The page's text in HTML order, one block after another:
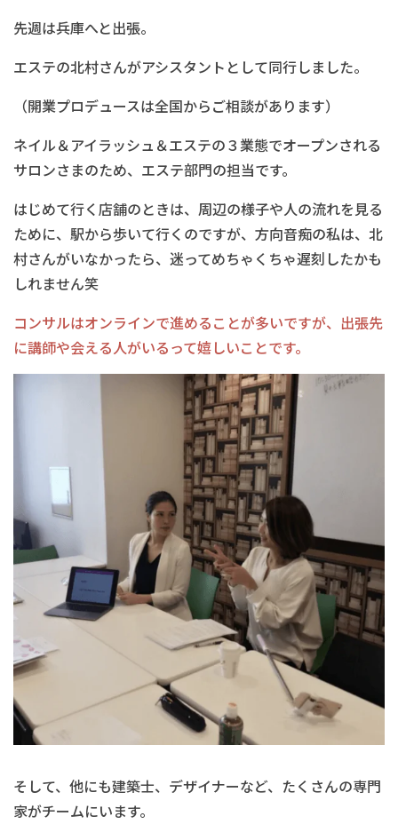
先週は兵庫へと出張。
エステの北村さんがアシスタントとして同行しました。
（開業プロデュースは全国からご相談があります）
ネイル＆アイラッシュ＆エステの３業態でオープンされる
サロンさまのため、エステ部門の担当です。
はじめて行く店舗のときは、周辺の様子や人の流れを見る
ために、駅から歩いて行くのですが、方向音痴の私は、北
村さんがいなかったら、迷ってめちゃくちゃ遅刻したかも
しれません笑
コンサルはオンラインで進めることが多いですが、出張先
に講師や会える人がいるって嬉しいことです。
そして、他にも建築士、デザイナーなど、たくさんの専門
家がチームにいます。